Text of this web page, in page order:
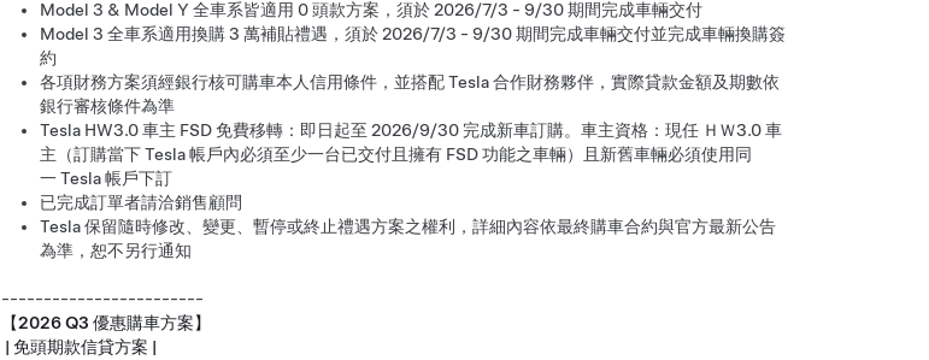
Model 3 & Model Y 全車系皆適用 0 頭款方案，須於 2026/7/3 - 9/30 期間完成車輛交付
Model 3 全車系適用換購 3 萬補貼禮遇，須於 2026/7/3 - 9/30 期間完成車輛交付並完成車輛換購簽
約
各項財務方案須經銀行核可購車本人信用條件，並搭配 Tesla 合作財務夥伴，實際貸款金額及期數依
銀行審核條件為準
Tesla HW3.0 車主 FSD 免費移轉：即日起至 2026/9/30 完成新車訂購。車主資格：現任 ＨＷ3.0 車
主（訂購當下 Tesla 帳戶內必須至少一台已交付且擁有 FSD 功能之車輛）且新舊車輛必須使用同
一 Tesla 帳戶下訂
已完成訂單者請洽銷售顧問
Tesla 保留隨時修改、變更、暫停或終止禮遇方案之權利，詳細內容依最終購車合約與官方最新公告
為準，恕不另行通知
------------------------
【2026 Q3 優惠購車方案】
| 免頭期款信貸方案 |